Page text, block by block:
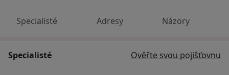
Specialisté Adresy Názory
Specialisté Ověřte svou pojišťovnu